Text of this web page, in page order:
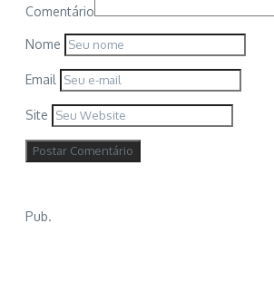
Comentário
Nome
Email
Site
Pub.